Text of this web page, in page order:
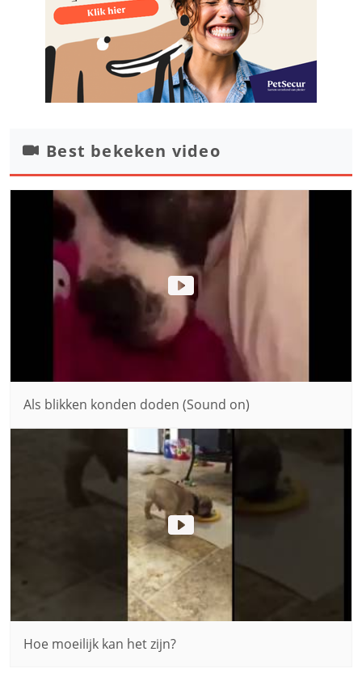
Best bekeken video
Als blikken konden doden (Sound on)
Hoe moeilijk kan het zijn?